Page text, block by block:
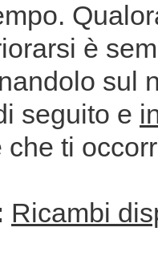
è
sul
seguito e
ti
Ricambi